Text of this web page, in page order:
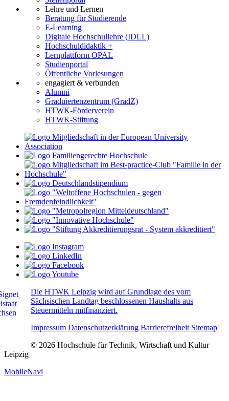
Lehre und Lernen
Beratung für Studierende
E-Learning
Digitale Hochschullehre (IDLL)
Hochschuldidaktik +
Lernplattform OPAL
Studienportal
Öffentliche Vorlesungen
engagiert & verbunden
Alumni
Graduiertenzentrum (GradZ)
HTWK-Förderverein
HTWK-Stiftung
Die HTWK Leipzig wird auf Grundlage des vom
Sächsischen Landtag beschlossenen Haushalts aus
Steuermitteln mitfinanziert.
Impressum Datenschutzerklärung Barrierefreiheit Sitemap
© 2026 Hochschule für Technik, Wirtschaft und Kultur
Leipzig
MobileNavi